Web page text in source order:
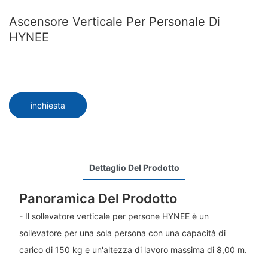
Ascensore Verticale Per Personale Di
HYNEE
inchiesta
Dettaglio Del Prodotto
Panoramica Del Prodotto
- Il sollevatore verticale per persone HYNEE è un
sollevatore per una sola persona con una capacità di
carico di 150 kg e un'altezza di lavoro massima di 8,00 m.